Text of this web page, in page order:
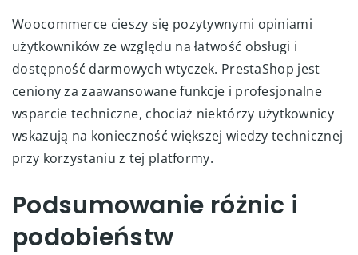
Woocommerce cieszy się pozytywnymi opiniami
użytkowników ze względu na łatwość obsługi i
dostępność darmowych wtyczek. PrestaShop jest
ceniony za zaawansowane funkcje i profesjonalne
wsparcie techniczne, chociaż niektórzy użytkownicy
wskazują na konieczność większej wiedzy technicznej
przy korzystaniu z tej platformy.
Podsumowanie różnic i
podobieństw